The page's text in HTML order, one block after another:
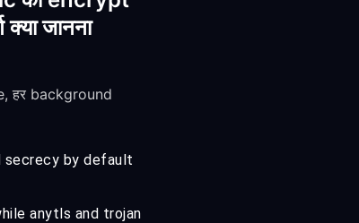
जानना
हर background
secrecy by default
anytls and trojan